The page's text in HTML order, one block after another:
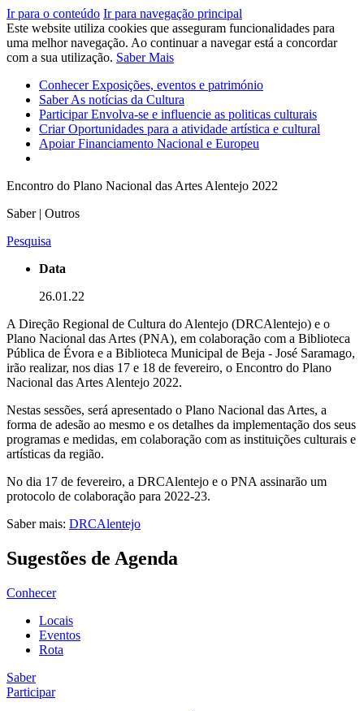
Ir para o conteúdo Ir para navegação principal
Este website utiliza cookies que asseguram funcionalidades para
uma melhor navegação. Ao continuar a navegar está a concordar
com a sua utilização. Saber Mais
ConhecerExposições, eventos e património
SaberAs notícias da Cultura
ParticiparEnvolva-se e influencie as politicas culturais
CriarOportunidades para a atividade artística e cultural
ApoiarFinanciamento Nacional e Europeu
Encontro do Plano Nacional das Artes Alentejo 2022
Saber | Outros
Pesquisa
Data
26.01.22
A Direção Regional de Cultura do Alentejo (DRCAlentejo) e o
Plano Nacional das Artes (PNA), em colaboração com a Biblioteca
Pública de Évora e a Biblioteca Municipal de Beja - José Saramago,
irão realizar, nos dias 17 e 18 de fevereiro, o Encontro do Plano
Nacional das Artes Alentejo 2022.
Nestas sessões, será apresentado o Plano Nacional das Artes, a
forma de adesão ao mesmo e os detalhes da implementação dos seus
programas e medidas, em colaboração com as instituições culturais e
artísticas da região.
No dia 17 de fevereiro, a DRCAlentejo e o PNA assinarão um
protocolo de colaboração para 2022-23.
Saber mais: DRCAlentejo
Sugestões de Agenda
Conhecer
Locais
Eventos
Rota
Saber
Participar